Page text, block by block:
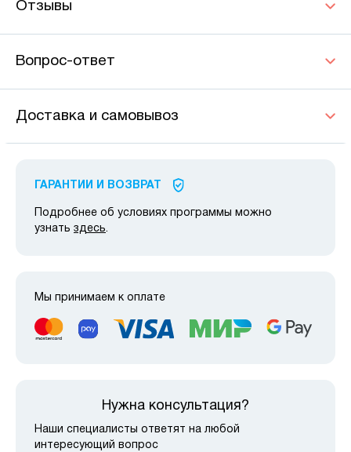
Отзывы
Вопрос-ответ
Доставка и самовывоз
ГАРАНТИИ И ВОЗВРАТ
Подробнее об условиях программы можно
узнать здесь.
Мы принимаем к оплате
Нужна консультация?
Наши специалисты ответят на любой
интересующий вопрос